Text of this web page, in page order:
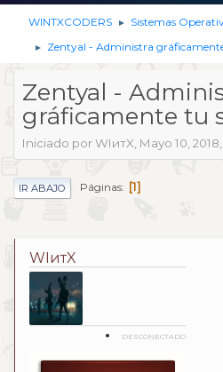
WINTXCODERS ► Sistemas
► Zentyal - Administra
Zentyal -
gráficamente tu
Iniciado por WIитX, Mayo 10,
IR ABAJO Páginas 1
WIитX
DESCONECTADO